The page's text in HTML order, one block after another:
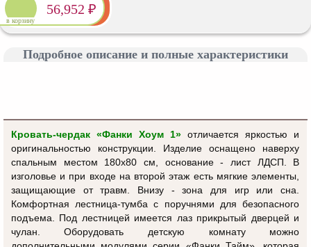
в корзину
56,952 ₽
Подробное описание и полные характеристики
Кровать-чердак «Фанки Хоум 1» отличается яркостью и
оригинальностью конструкции. Изделие оснащено наверху
спальным местом 180х80 см, основание - лист ЛДСП. В
изголовье и при входе на второй этаж есть мягкие элементы,
защищающие от травм. Внизу - зона для игр или сна.
Комфортная лестница-тумбас поручнями для безопасного
подъема. Под лестницей имеется лаз прикрытый дверцей и
чулан. Оборудовать детскую комнату можно